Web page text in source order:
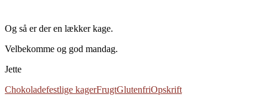
Og så er der en lækker kage.
Velbekomme og god mandag.
Jette
Chokoladefestlige kagerFrugtGlutenfriOpskrift